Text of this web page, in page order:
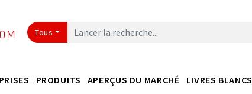
Tous
PRODUITS APERÇUS DU MARCHÉ LIVRES BLANCS